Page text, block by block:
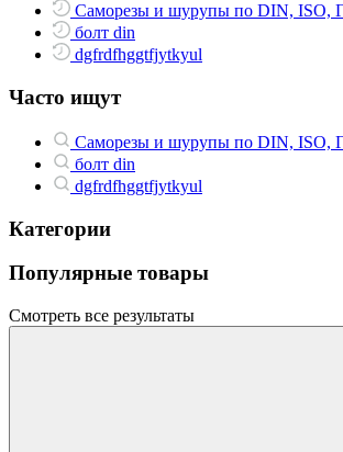
Саморезы и шурупы по DIN, ISO,
болт din
dgfrdfhggtfjytkyul
Часто ищут
Саморезы и шурупы по DIN, ISO,
болт din
dgfrdfhggtfjytkyul
Категории
Популярные товары
Смотреть все результаты